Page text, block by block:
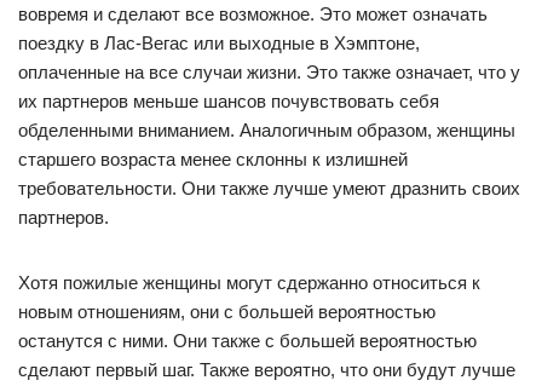
вовремя и сделают все возможное. Это может означать
поездку в Лас-Вегас или выходные в Хэмптоне,
оплаченные на все случаи жизни. Это также означает, что у
их партнеров меньше шансов почувствовать себя
обделенными вниманием. Аналогичным образом, женщины
старшего возраста менее склонны к излишней
требовательности. Они также лучше умеют дразнить своих
партнеров.
Хотя пожилые женщины могут сдержанно относиться к
новым отношениям, они с большей вероятностью
останутся с ними. Они также с большей вероятностью
сделают первый шаг. Также вероятно, что они будут лучше